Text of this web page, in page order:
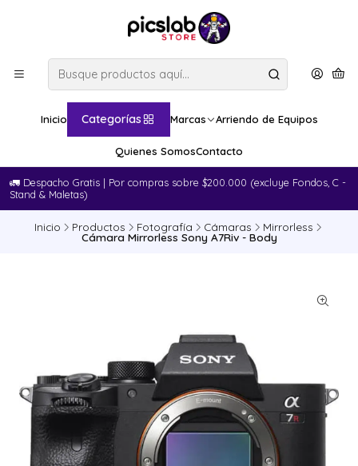
Inicio Categorías Marcas Arriendo de Equipos
Quienes SomosContacto
🚛​ Despacho Gratis | Por compras sobre $200.000 (excluye Fondos, C -
Stand & Maletas)
Inicio Productos Fotografía Cámaras Mirrorless
Cámara Mirrorless Sony A7Riv - Body